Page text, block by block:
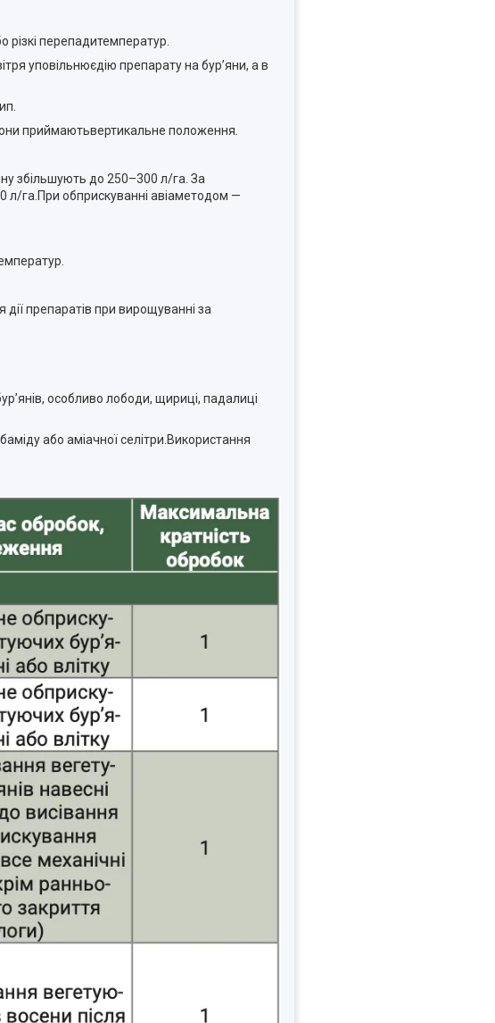
перепадитемператур.
уповільнюєдію препарату на бур’яни, а в
приймаютьвертикальне положення
збільшують до 250–300 л/га. За
л/га.При обприскуванні авіаметодом —
препаратів при вирощуванні за
особливо лободи, щириці, падалиці
або аміачної селітри.Використання